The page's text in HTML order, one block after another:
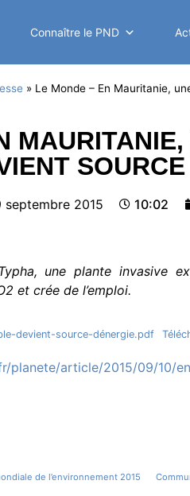
Connaître le PND
» Le Monde – En Mauritanie,
septembre 2015 10:02
une plante invasive
et crée de l’emploi.
devient-source-dénergie.pdf
planete/article/2015/09/10/
de l’environnement 2015